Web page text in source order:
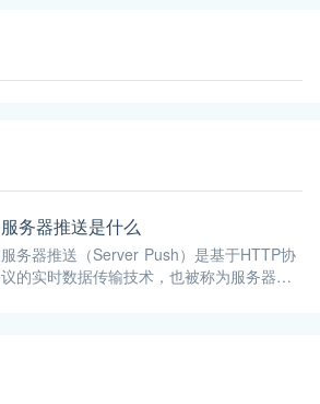
服务器推送是什么
服务器推送（Server Push）是基于HTTP协
议的实时数据传输技术，也被称为服务器端